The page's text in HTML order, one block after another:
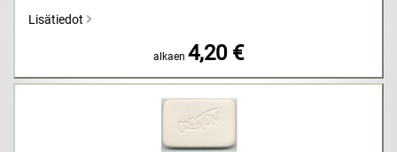
Lisätiedot
alkaen 4,20 €